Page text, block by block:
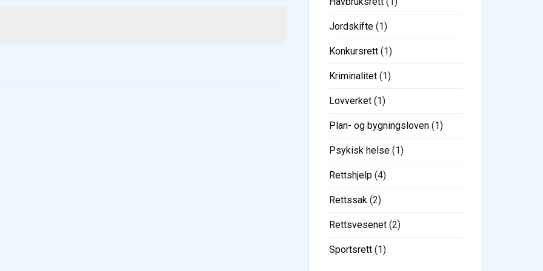
Jordskifte (1)
Konkursrett (1)
Kriminalitet (1)
Lovverket (1)
Plan- og bygningsloven (1)
Psykisk helse (1)
Rettshjelp (4)
Rettssak (2)
Rettsvesenet (2)
Sportsrett (1)